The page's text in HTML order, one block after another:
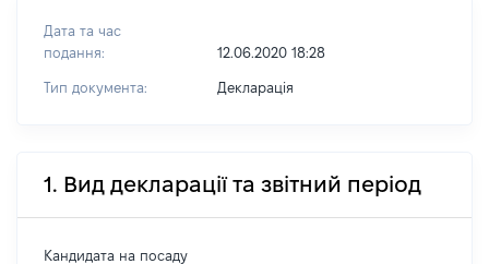
Дата та час
подання:
12.06.2020 18:28
Тип документа: Декларація
1. Вид декларації та звітний період
Кандидата на посаду